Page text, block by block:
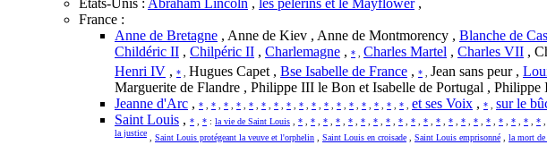
États-Unis : Abraham Lincoln , les pèlerins et le Mayflower,
France :
Anne de Bretagne , Anne de Kiev , Anne de Montmorency , Blanche de
Childéric II , Chilpéric II , Charlemagne , * Charles Martel , Charles VII ,
Henri IV , * , Hugues Capet , Bse Isabelle de France , * , Jean sans peur ,
Marguerite de Flandre , Philippe III le Bon et Isabelle de Portugal ,
Jeanne d'Arc , * , * , * , * , * , * , * , * , * , * , * , * , * , * , * , * , * , et ses Voix , * , sur le
Saint Louis , * , * : la vie de Saint Louis , * , * , * , * , * , * , * , * , * , * , * , * , * , * , * , * , * , * , * , * ,
la justice , Saint Louis protégeant la veuve et l'orphelin , Saint Louis en croisade , Saint Louis emprisonné , la mort